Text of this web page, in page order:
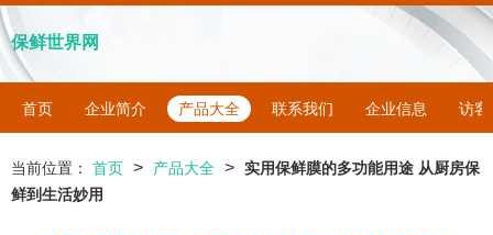
保鲜世界网
首页 企业简介 产品大全 联系我们 企业信息 访客
当前位置： 首页 > 产品大全 > 实用保鲜膜的多功能用途 从厨房保
鲜到生活妙用